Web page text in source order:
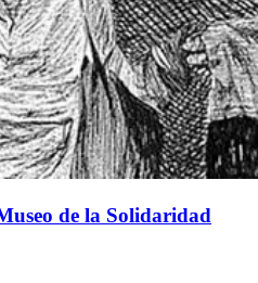
de la Solidaridad